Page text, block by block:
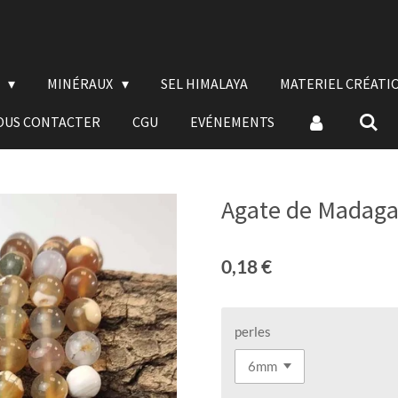
MINÉRAUX SEL HIMALAYA MATERIEL
CONTACTER CGU EVÉNEMENTS
Agate de
0,18 €
perles